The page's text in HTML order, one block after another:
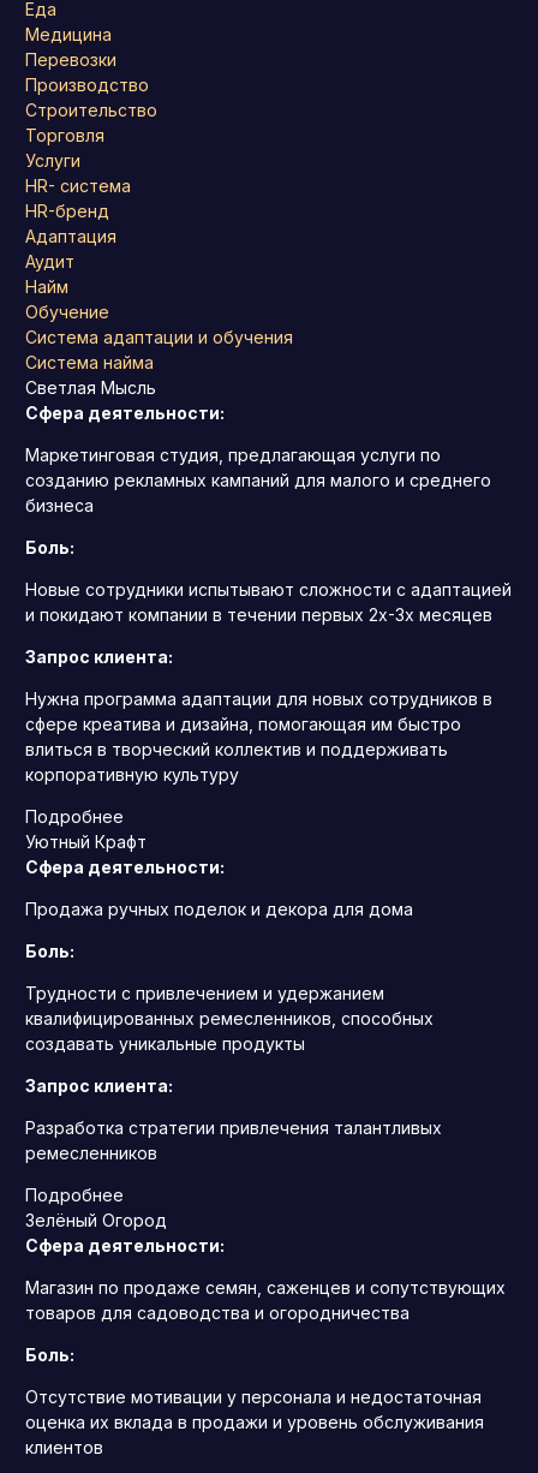
Еда
Медицина
Перевозки
Производство
Строительство
Торговля
Услуги
HR- система
HR-бренд
Адаптация
Аудит
Найм
Обучение
Система адаптации и обучения
Система найма
Светлая Мысль
Сфера деятельности:
Маркетинговая студия, предлагающая услуги по
созданию рекламных кампаний для малого и среднего
бизнеса
Боль:
Новые сотрудники испытывают сложности с адаптацией
и покидают компании в течении первых 2х-3х месяцев
Запрос клиента:
Нужна программа адаптации для новых сотрудников в
сфере креатива и дизайна, помогающая им быстро
влиться в творческий коллектив и поддерживать
корпоративную культуру
Подробнее
Уютный Крафт
Сфера деятельности:
Продажа ручных поделок и декора для дома
Боль:
Трудности с привлечением и удержанием
квалифицированных ремесленников, способных
создавать уникальные продукты
Запрос клиента:
Разработка стратегии привлечения талантливых
ремесленников
Подробнее
Зелёный Огород
Сфера деятельности:
Магазин по продаже семян, саженцев и сопутствующих
товаров для садоводства и огородничества
Боль:
Отсутствие мотивации у персонала и недостаточная
оценка их вклада в продажи и уровень обслуживания
клиентов